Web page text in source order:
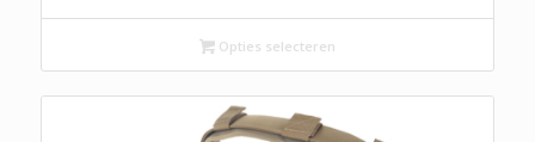
prijs
€ 49,95.
prijs
is:
€ 30,00.
Opties selecteren